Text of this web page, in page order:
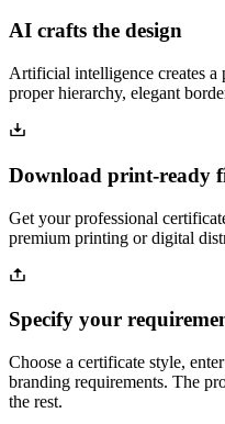
AI crafts the design
Artificial intelligence creates
proper hierarchy, elegant
Download print-ready
Get your professional
premium printing or digital
Specify your
Choose a certificate style,
branding requirements. The
the rest.